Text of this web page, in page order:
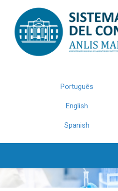
navigation
Português
English
Spanish